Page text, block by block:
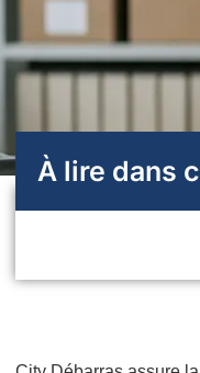
À lire dans